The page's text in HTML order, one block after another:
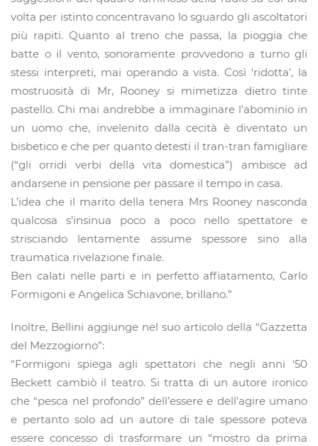
volta per istinto concentravano lo sguardo gli ascoltatori
più rapiti. Quanto al treno che passa, la pioggia che
batte o il vento, sonoramente provvedono a turno gli
stessi interpreti, mai operando a vista. Così ‘ridotta’, la
mostruosità di Mr, Rooney si mimetizza dietro tinte
pastello. Chi mai andrebbe a immaginare l’abominio in
un uomo che, invelenito dalla cecità è diventato un
bisbetico e che per quanto detesti il tran-tran famigliare
(“gli orridi verbi della vita domestica”) ambisce ad
andarsene in pensione per passare il tempo in casa.
L’idea che il marito della tenera Mrs Rooney nasconda
qualcosa s’insinua poco a poco nello spettatore e
strisciando lentamente assume spessore sino alla
traumatica rivelazione finale.
Ben calati nelle parti e in perfetto affiatamento, Carlo
Formigoni e Angelica Schiavone, brillano.”
Inoltre, Bellini aggiunge nel suo articolo della “Gazzetta
del Mezzogiorno”:
“Formigoni spiega agli spettatori che negli anni ‘50
Beckett cambiò il teatro. Si tratta di un autore ironico
che “pesca nel profondo” dell’essere e dell’agire umano
e pertanto solo ad un autore di tale spessore poteva
essere concesso di trasformare un “mostro da prima